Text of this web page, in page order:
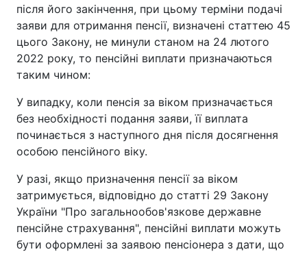
після його закінчення, при цьому терміни подачі
заяви для отримання пенсії, визначені статтею 45
цього Закону, не минули станом на 24 лютого
2022 року, то пенсійні виплати призначаються
таким чином:
У випадку, коли пенсія за віком призначається
без необхідності подання заяви, її виплата
починається з наступного дня після досягнення
особою пенсійного віку.
У разі, якщо призначення пенсії за віком
затримується, відповідно до статті 29 Закону
України "Про загальнообов'язкове державне
пенсійне страхування", пенсійні виплати можуть
бути оформлені за заявою пенсіонера з дати, що